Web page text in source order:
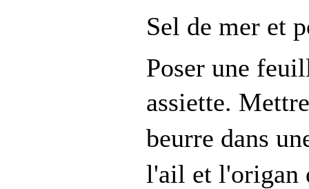
Sel de mer et
Poser une
assiette.
beurre dans
l'ail et l'origan